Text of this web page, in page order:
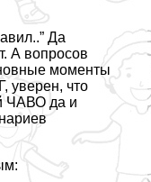
Да
А вопросов
моменты
уверен, что
ЧАВО да и